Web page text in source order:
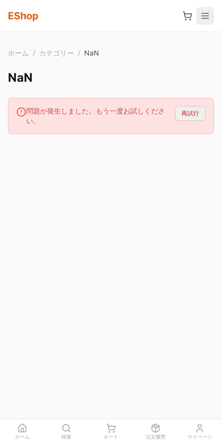
EShop
ホーム / カテゴリー / NaN
NaN
問題が発生しました。もう一度お試しくださ
い。
再試行
ホーム 検索 カート 注文履歴 マイページ